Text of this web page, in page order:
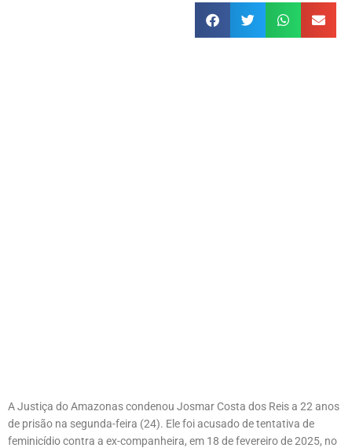
A Justiça do Amazonas condenou Josmar Costa dos Reis a 22 anos
de prisão na segunda-feira (24). Ele foi acusado de tentativa de
feminicídio contra a ex-companheira, em 18 de fevereiro de 2025, no